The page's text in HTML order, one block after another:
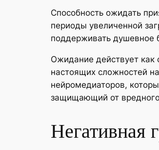
Способность ожидать
периоды увеличенной
поддерживать душевное
Ожидание действует
настоящих сложностей
нейромедиаторов,
защищающий от
Негативная